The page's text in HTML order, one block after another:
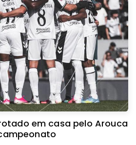
em casa pelo Arouca